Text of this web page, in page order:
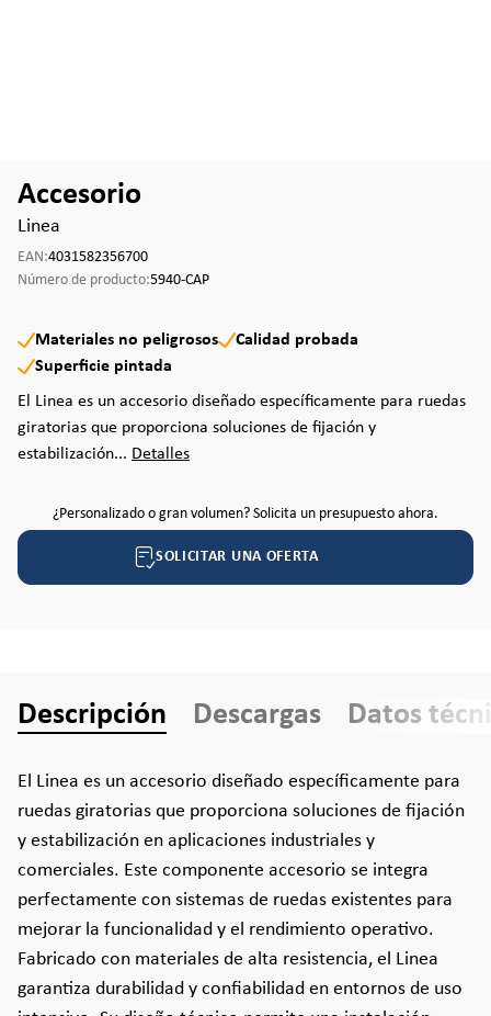
Accesorio
Linea
EAN:4031582356700
Número de producto:5940-CAP
Materiales no peligrosos
Calidad probada
Superficie pintada
El Linea es un accesorio diseñado específicamente para ruedas
giratorias que proporciona soluciones de fijación y
estabilización... Detalles
¿Personalizado o gran volumen? Solicita un presupuesto ahora.
SOLICITAR UNA OFERTA
Descripción Descargas Datos
El Linea es un accesorio diseñado específicamente para
ruedas giratorias que proporciona soluciones de fijación
y estabilización en aplicaciones industriales y
comerciales. Este componente accesorio se integra
perfectamente con sistemas de ruedas existentes para
mejorar la funcionalidad y el rendimiento operativo.
Fabricado con materiales de alta resistencia, el Linea
garantiza durabilidad y confiabilidad en entornos de uso